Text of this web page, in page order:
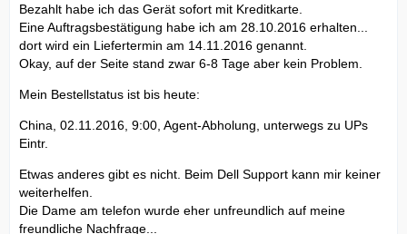
Bezahlt habe ich das Gerät sofort mit Kreditkarte.
Eine Auftragsbestätigung habe ich am 28.10.2016 erhalten...
dort wird ein Liefertermin am 14.11.2016 genannt.
Okay, auf der Seite stand zwar 6-8 Tage aber kein Problem.
Mein Bestellstatus ist bis heute:
China, 02.11.2016, 9:00, Agent-Abholung, unterwegs zu UPs
Eintr.
Etwas anderes gibt es nicht. Beim Dell Support kann mir keiner
weiterhelfen.
Die Dame am telefon wurde eher unfreundlich auf meine
freundliche Nachfrage...